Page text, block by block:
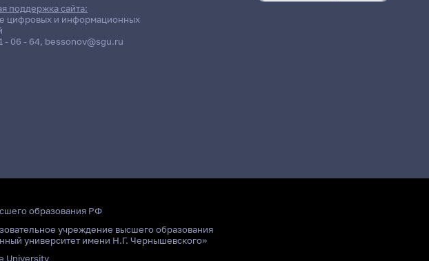
поддержка сайта:
цифровых и информационных
- 06 - 64, bessonov@sgu.ru
образования РФ
учреждение высшего образования
университет имени Н.Г. Чернышевского»
University